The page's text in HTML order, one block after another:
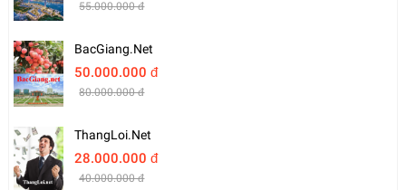
55.000.000 đ
BacGiang.net
50.000.000 đ
80.000.000 đ
ThangLoi.net
28.000.000 đ
40.000.000 đ